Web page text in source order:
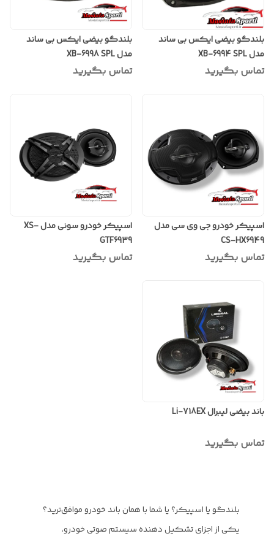
بلندگو بیضی ایکس بی ساند
مدل XB-6994 SPL
تماس بگیرید
بلندگو بیضی ایکس بی ساند
مدل XB-6998 SPL
تماس بگیرید
اسپیکر خودرو جی وی سی مدل
CS-HX6949
تماس بگیرید
اسپیکر خودرو سونی مدل XS-
GTF6939
تماس بگیرید
باند بیضی لیبرال Li-718EX
تماس بگیرید
بلندگو یا اسپیکر؟ یا شما با همان باند خودرو موافق‌ترید؟
یکی از اجزای تشکیل دهنده سیستم صوتی خودرو،